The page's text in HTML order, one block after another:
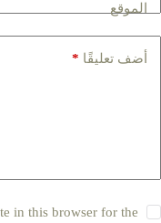
الموقع
أضف تعليقًا *
in this browser for the